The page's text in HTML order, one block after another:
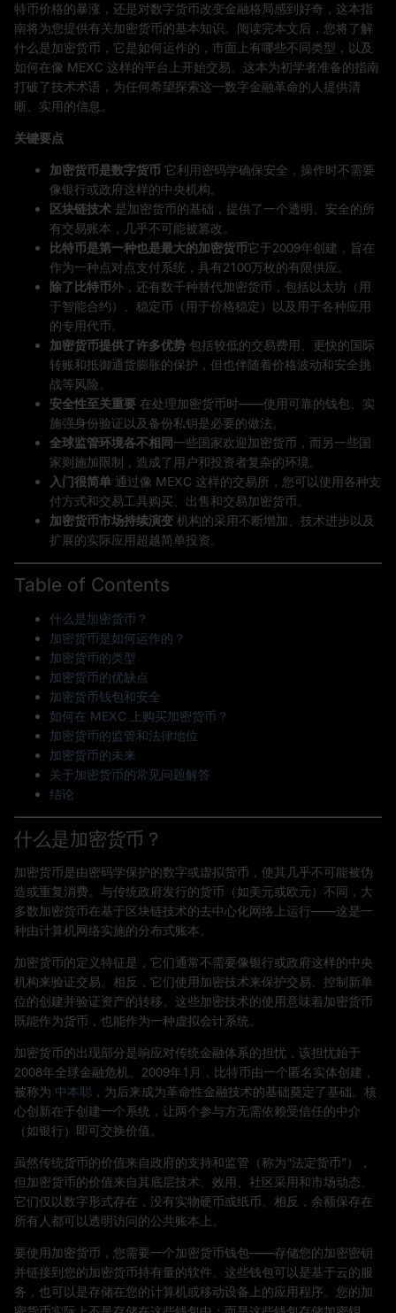
特币价格的暴涨，还是对数字货币改变金融格局感到好奇，这本指
南将为您提供有关加密货币的基本知识。阅读完本文后，您将了解
什么是加密货币，它是如何运作的，市面上有哪些不同类型，以及
如何在像 MEXC 这样的平台上开始交易。这本为初学者准备的指南
打破了技术术语，为任何希望探索这一数字金融革命的人提供清
晰、实用的信息。
关键要点
加密货币是数字货币 它利用密码学确保安全，操作时不需要
像银行或政府这样的中央机构。
区块链技术 是加密货币的基础，提供了一个透明、安全的所
有交易账本，几乎不可能被篡改。
比特币是第一种也是最大的加密货币它于2009年创建，旨在
作为一种点对点支付系统，具有2100万枚的有限供应。
除了比特币外，还有数千种替代加密货币，包括以太坊（用
于智能合约）、稳定币（用于价格稳定）以及用于各种应用
的专用代币。
加密货币提供了许多优势 包括较低的交易费用、更快的国际
转账和抵御通货膨胀的保护，但也伴随着价格波动和安全挑
战等风险。
安全性至关重要 在处理加密货币时——使用可靠的钱包、实
施强身份验证以及备份私钥是必要的做法。
全球监管环境各不相同一些国家欢迎加密货币，而另一些国
家则施加限制，造成了用户和投资者复杂的环境。
入门很简单 通过像 MEXC 这样的交易所，您可以使用各种支
付方式和交易工具购买、出售和交易加密货币。
加密货币市场持续演变 机构的采用不断增加、技术进步以及
扩展的实际应用超越简单投资。
Table of Contents
什么是加密货币？
加密货币是如何运作的？
加密货币的类型
加密货币的优缺点
加密货币钱包和安全
如何在 MEXC 上购买加密货币？
加密货币的监管和法律地位
加密货币的未来
关于加密货币的常见问题解答
结论
什么是加密货币？
加密货币是由密码学保护的数字或虚拟货币，使其几乎不可能被伪
造或重复消费。与传统政府发行的货币（如美元或欧元）不同，大
多数加密货币在基于区块链技术的去中心化网络上运行——这是一
种由计算机网络实施的分布式账本。
加密货币的定义特征是，它们通常不需要像银行或政府这样的中央
机构来验证交易。相反，它们使用加密技术来保护交易、控制新单
位的创建并验证资产的转移。这些加密技术的使用意味着加密货币
既能作为货币，也能作为一种虚拟会计系统。
加密货币的出现部分是响应对传统金融体系的担忧，该担忧始于
2008年全球金融危机。2009年1月，比特币由一个匿名实体创建，
被称为 中本聪 ，为后来成为革命性金融技术的基础奠定了基础。核
心创新在于创建一个系统，让两个参与方无需依赖受信任的中介
（如银行）即可交换价值。
虽然传统货币的价值来自政府的支持和监管（称为“法定货币”），
但加密货币的价值来自其底层技术、效用、社区采用和市场动态。
它们仅以数字形式存在，没有实物硬币或纸币。相反，余额保存在
所有人都可以透明访问的公共账本上。
要使用加密货币，您需要一个加密货币钱包——存储您的加密密钥
并链接到您的加密货币持有量的软件。这些钱包可以是基于云的服
务，也可以是存储在您的计算机或移动设备上的应用程序。您的加